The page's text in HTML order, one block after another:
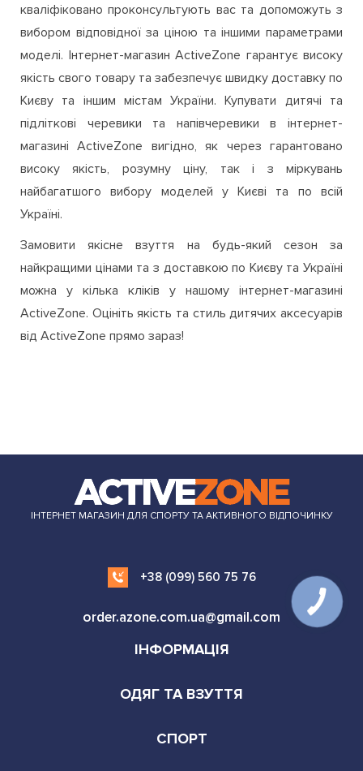
кваліфіковано проконсультують вас та допоможуть з
вибором відповідної за ціною та іншими параметрами
моделі. Інтернет-магазин ActiveZone гарантує високу
якість свого товару та забезпечує швидку доставку по
Києву та іншим містам України. Купувати дитячі та
підліткові черевики та напівчеревики в інтернет-
магазині ActiveZone вигідно, як через гарантовано
високу якість, розумну ціну, так і з міркувань
найбагатшого вибору моделей у Києві та по всій
Україні.
Замовити якісне взуття на будь-який сезон за
найкращими цінами та з доставкою по Києву та Україні
можна у кілька кліків у нашому інтернет-магазині
ActiveZone. Оцініть якість та стиль дитячих аксесуарів
від ActiveZone прямо зараз!
ІНТЕРНЕТ МАГАЗИН ДЛЯ СПОРТУ ТА АКТИВНОГО ВІДПОЧИНКУ
+38 (099) 560 75 76
order.azone.com.ua@gmail.com
ІНФОРМАЦІЯ
ОДЯГ ТА ВЗУТТЯ
СПОРТ